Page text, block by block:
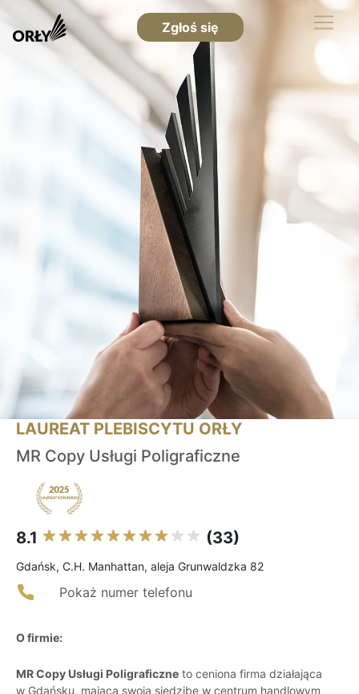
Zgłoś się
LAUREAT PLEBISCYTU ORŁY
MR Copy Usługi Poligraficzne
8.1 (33)
Gdańsk, C.H. Manhattan, aleja Grunwaldzka 82
Pokaż numer telefonu
O firmie:
MR Copy Usługi Poligraficzne to ceniona firma działająca
w Gdańsku, mająca swoją siedzibę w centrum handlowym